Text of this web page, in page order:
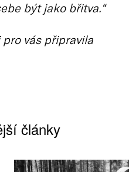
být jako břitva.“
vás připravila
články